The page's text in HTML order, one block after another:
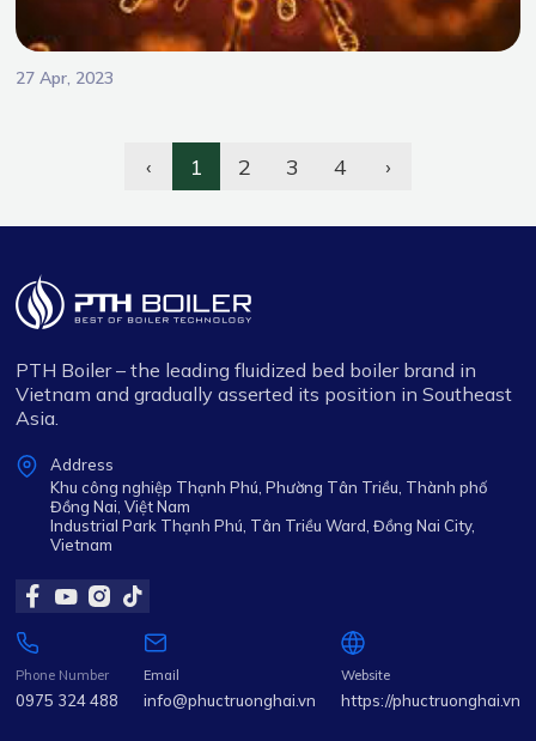
27 Apr, 2023
‹ 1 2 3 4 ›
PTH Boiler – the leading fluidized bed boiler brand in
Vietnam and gradually asserted its position in Southeast
Asia.
Address
Khu công nghiệp Thạnh Phú, Phường Tân Triều, Thành phố
Đồng Nai, Việt Nam
Industrial Park Thạnh Phú, Tân Triều Ward, Đồng Nai City,
Vietnam
Phone Number
0975 324 488
Email
info@phuctruonghai.vn
Website
https://phuctruonghai.vn